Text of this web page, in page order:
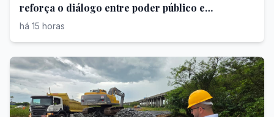
reforça o diálogo entre poder público e
população
há 15 horas